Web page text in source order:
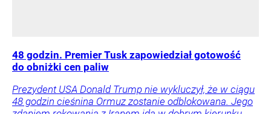
48 godzin. Premier Tusk zapowiedział gotowość
do obniżki cen paliw
Prezydent USA Donald Trump nie wykluczył, że w ciągu
48 godzin cieśnina Ormuz zostanie odblokowana. Jego